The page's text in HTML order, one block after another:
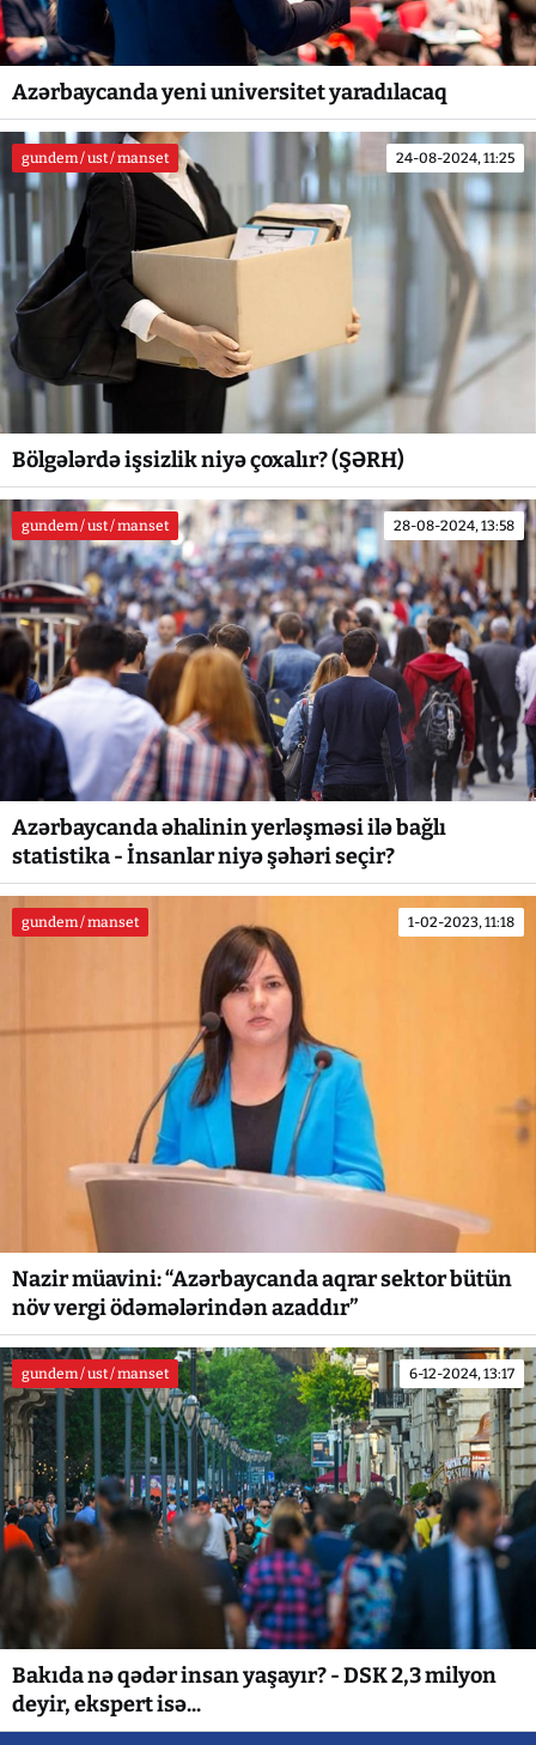
Azərbaycanda yeni universitet yaradılacaq
gundem / ust / manset 24-08-2024, 11:25
Bölgələrdə işsizlik niyə çoxalır? (ŞƏRH)
gundem / ust / manset 28-08-2024, 13:58
Azərbaycanda əhalinin yerləşməsi ilə bağlı
statistika - İnsanlar niyə şəhəri seçir?
gundem / manset 1-02-2023, 11:18
Nazir müavini: “Azərbaycanda aqrar sektor bütün
növ vergi ödəmələrindən azaddır”
gundem / ust / manset 6-12-2024, 13:17
Bakıda nə qədər insan yaşayır? - DSK 2,3 milyon
deyir, ekspert isə...